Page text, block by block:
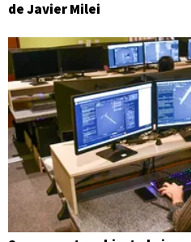
de Javier Milei